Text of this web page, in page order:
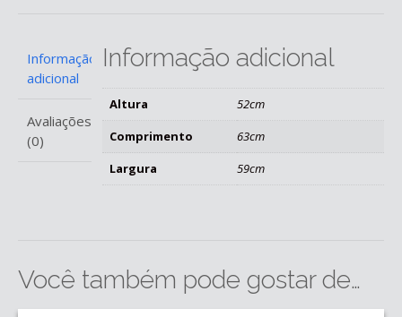
Informação
adicional
Avaliações
(0)
Informação adicional
Altura
52cm
Comprimento
63cm
Largura
59cm
Você também pode gostar de…